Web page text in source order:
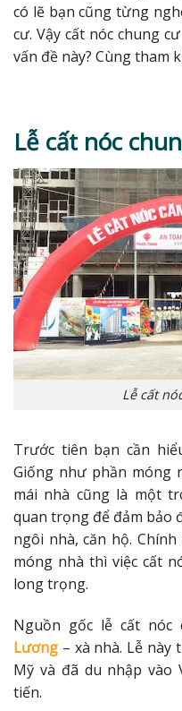
có lẽ bạn cũng từng
cư. Vậy cất nóc chung
vấn đề này? Cùng tham
Lễ cất nóc
Lễ cất
Trước tiên bạn cần
Giống như phần móng
mái nhà cũng là một
quan trọng để đảm bảo
ngôi nhà, căn hộ.
móng nhà thì việc cất
long trọng.
Nguồn gốc lễ cất
Lương – xà nhà. Lễ này
Mỹ và đã du nhập vào
tiến.